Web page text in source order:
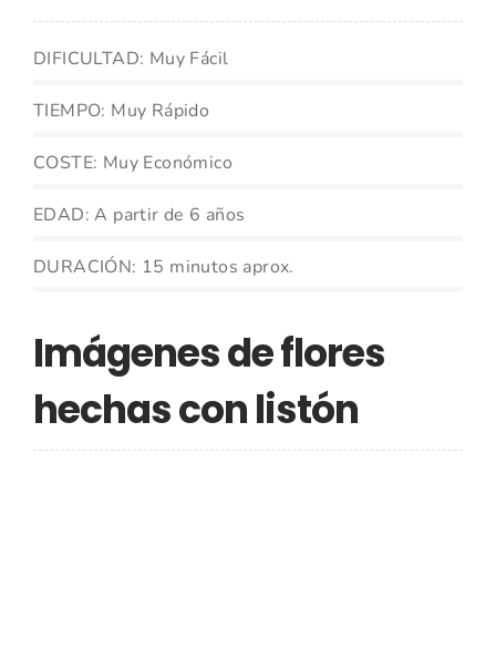
DIFICULTAD: Muy Fácil
TIEMPO: Muy Rápido
COSTE: Muy Económico
EDAD: A partir de 6 años
DURACIÓN: 15 minutos aprox.
Imágenes de flores
hechas con listón